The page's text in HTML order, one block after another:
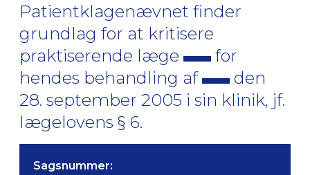
Patientklagenævnet finder
grundlag for at kritisere
praktiserende læge
for
hendes behandling af
den
28. september 2005 i sin klinik, jf.
lægelovens § 6.
Sagsnummer: